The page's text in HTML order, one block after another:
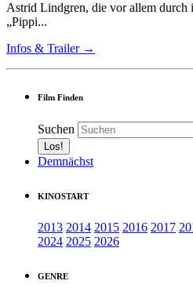
Astrid Lindgren, die vor allem durch
„Pippi...
Infos & Trailer →
Film Finden
Suchen
Demnächst
KINOSTART
2013 2014 2015 2016 2017
2024 2025 2026
GENRE